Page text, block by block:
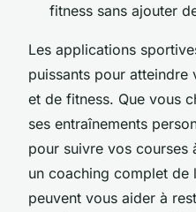
fitness sans ajouter
Les applications
puissants pour
et de fitness. Que vous
ses entraînements
pour suivre vos courses
un coaching complet de
peuvent vous aider à